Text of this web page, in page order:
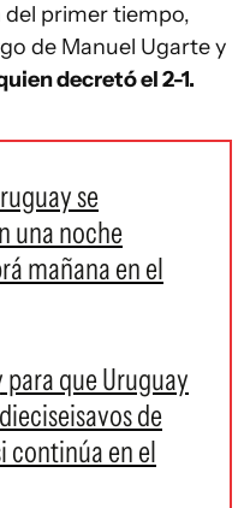
primer tiempo,
de Manuel Ugarte y
decretó el 2-1.
se
una noche
mañana en el
que Uruguay
de
continúa en el